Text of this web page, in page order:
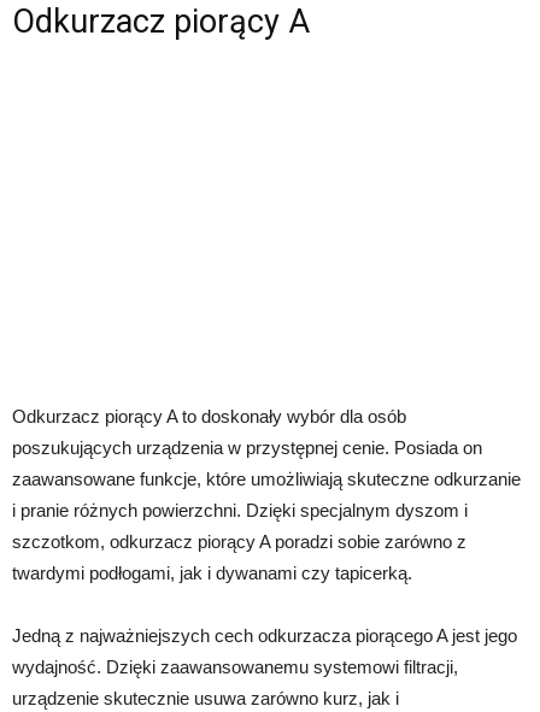
Odkurzacz piorący A
Odkurzacz piorący A to doskonały wybór dla osób
poszukujących urządzenia w przystępnej cenie. Posiada on
zaawansowane funkcje, które umożliwiają skuteczne odkurzanie
i pranie różnych powierzchni. Dzięki specjalnym dyszom i
szczotkom, odkurzacz piorący A poradzi sobie zarówno z
twardymi podłogami, jak i dywanami czy tapicerką.
Jedną z najważniejszych cech odkurzacza piorącego A jest jego
wydajność. Dzięki zaawansowanemu systemowi filtracji,
urządzenie skutecznie usuwa zarówno kurz, jak i